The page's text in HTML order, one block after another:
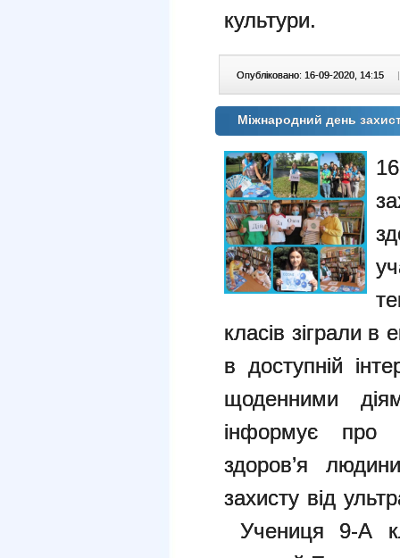
культури.
Опубліковано: 16-09-2020, 14:15 |
Міжнародний день
класів зіграли в
в доступній
щоденними
інформує про
здоров’я
захисту від
Учениця 9-А